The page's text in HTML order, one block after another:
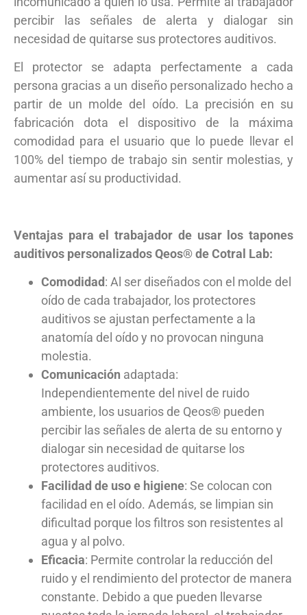
percibir las señales de alerta y dialogar sin
necesidad de quitarse sus protectores auditivos.
El protector se adapta perfectamente a cada
persona gracias a un diseño personalizado hecho a
partir de un molde del oído. La precisión en su
fabricación dota el dispositivo de la máxima
comodidad para el usuario que lo puede llevar el
100% del tiempo de trabajo sin sentir molestias, y
aumentar así su productividad.
Ventajas para el trabajador de usar los tapones
auditivos personalizados Qeos® de Cotral Lab:
Comodidad: Al ser diseñados con el molde del
oído de cada trabajador, los protectores
auditivos se ajustan perfectamente a la
anatomía del oído y no provocan ninguna
molestia.
Comunicación adaptada:
Independientemente del nivel de ruido
ambiente, los usuarios de Qeos® pueden
percibir las señales de alerta de su entorno y
dialogar sin necesidad de quitarse los
protectores auditivos.
Facilidad de uso e higiene: Se colocan con
facilidad en el oído. Además, se limpian sin
dificultad porque los filtros son resistentes al
agua y al polvo.
Eficacia: Permite controlar la reducción del
ruido y el rendimiento del protector de manera
constante. Debido a que pueden llevarse